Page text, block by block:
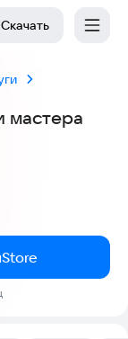
Скачать
мастера